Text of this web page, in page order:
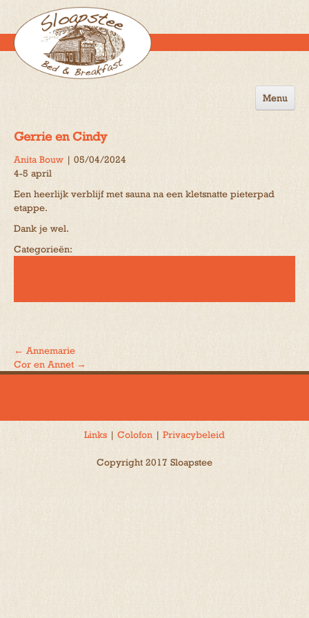
Menu
Gerrie en Cindy
Anita Bouw | 05/04/2024
4-5 april
Een heerlijk verblijf met sauna na een kletsnatte pieterpad
etappe.
Dank je wel.
Categorieën:
Bericht
← Annemarie
Cor en Annet →
Links | Colofon | Privacybeleid
Copyright 2017 Sloapstee